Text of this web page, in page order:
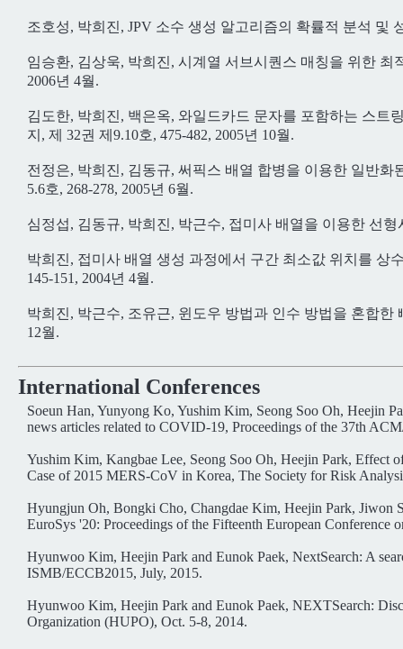
조호성, 박희진, JPV 소수 생성 알고리즘의 확률적 분석 및
임승환, 김상욱, 박희진, 시계열 서브시퀀스 매칭을 위한 최
2006년 4월.
김도한, 박희진, 백은옥, 와일드카드 문자를 포함하는 스트
지, 제 32권 제9.10호, 475-482, 2005년 10월.
전정은, 박희진, 김동규, 써픽스 배열 합병을 이용한 일반
5.6호, 268-278, 2005년 6월.
심정섭, 김동규, 박희진, 박근수, 접미사 배열을 이용한 선
박희진, 접미사 배열 생성 과정에서 구간 최소값 위치를 상
145-151, 2004년 4월.
박희진, 박근수, 조유근, 윈도우 방법과 인수 방법을 혼합한
12월.
International Conferences
Soeun Han, Yunyong Ko, Yushim Kim, Seong Soo Oh, Heejin
news articles related to COVID-19, Proceedings of the 37th
Yushim Kim, Kangbae Lee, Seong Soo Oh, Heejin Park, Effect
Case of 2015 MERS-CoV in Korea, The Society for Risk
Hyungjun Oh, Bongki Cho, Changdae Kim, Heejin Park, Jiwon
EuroSys '20: Proceedings of the Fifteenth European Conference
Hyunwoo Kim, Heejin Park and Eunok Paek, NextSearch: A
ISMB/ECCB2015, July, 2015.
Hyunwoo Kim, Heejin Park and Eunok Paek, NEXTSearch:
Organization (HUPO), Oct. 5-8, 2014.